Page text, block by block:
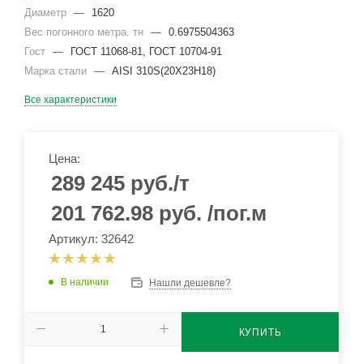
Диаметр —
1620
Вес погонного метра. тн — 0.6975504363
Гост —
ГОСТ 11068-81, ГОСТ 10704-91
Марка стали — AISI 310S(20Х23Н18)
Все характеристики
Цена:
289 245 руб./т
201 762.98 руб. /пог.м
Артикул: 32642
В наличии Нашли дешевле?
КУПИТЬ